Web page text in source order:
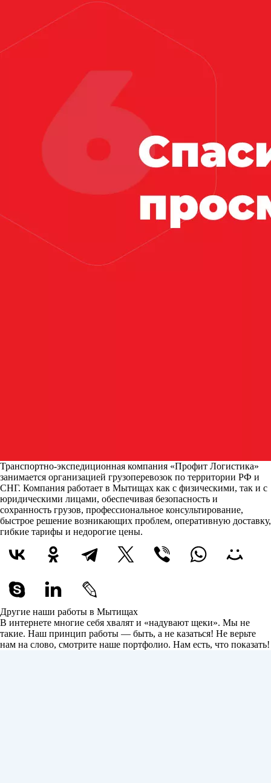
Транспортно-экспедиционная компания «Профит Логистика»
занимается организацией грузоперевозок по территории РФ и
СНГ. Компания работает в Мытищах как с физическими, так и с
юридическими лицами, обеспечивая безопасность и
сохранность грузов, профессиональное консультирование,
быстрое решение возникающих проблем, оперативную доставку,
гибкие тарифы и недорогие цены.
Другие наши работы в Мытищах
В интернете многие себя хвалят и «надувают щеки». Мы не
такие. Наш принцип работы — быть, а не казаться! Не верьте
нам на слово, смотрите наше портфолио. Нам есть, что показать!